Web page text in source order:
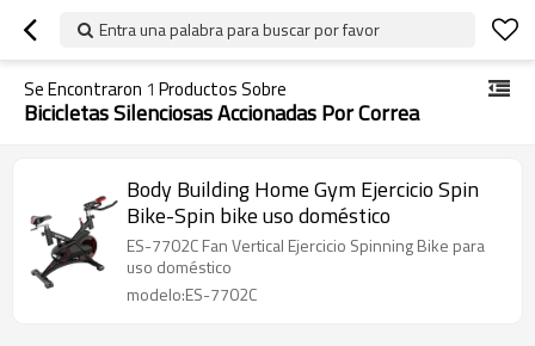
Entra una palabra para buscar por favor
Se Encontraron 1 Productos Sobre
Bicicletas Silenciosas Accionadas Por Correa
Body Building Home Gym Ejercicio Spin
Bike-Spin bike uso doméstico
ES-7702C Fan Vertical Ejercicio Spinning Bike para
uso doméstico
modelo:ES-7702C